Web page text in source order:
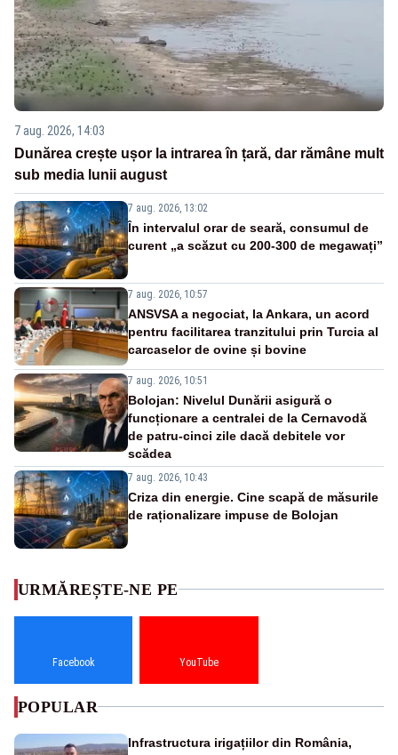
7 aug. 2026, 14:03
Dunărea crește ușor la intrarea în țară, dar rămâne mult
sub media lunii august
7 aug. 2026, 13:02
În intervalul orar de seară, consumul de
curent „a scăzut cu 200-300 de megawați”
7 aug. 2026, 10:57
ANSVSA a negociat, la Ankara, un acord
pentru facilitarea tranzitului prin Turcia al
carcaselor de ovine și bovine
7 aug. 2026, 10:51
Bolojan: Nivelul Dunării asigură o
funcționare a centralei de la Cernavodă
de patru-cinci zile dacă debitele vor
scădea
7 aug. 2026, 10:43
Criza din energie. Cine scapă de măsurile
de raționalizare impuse de Bolojan
URMĂREȘTE-NE PE
Facebook YouTube
POPULAR
Infrastructura irigațiilor din România,